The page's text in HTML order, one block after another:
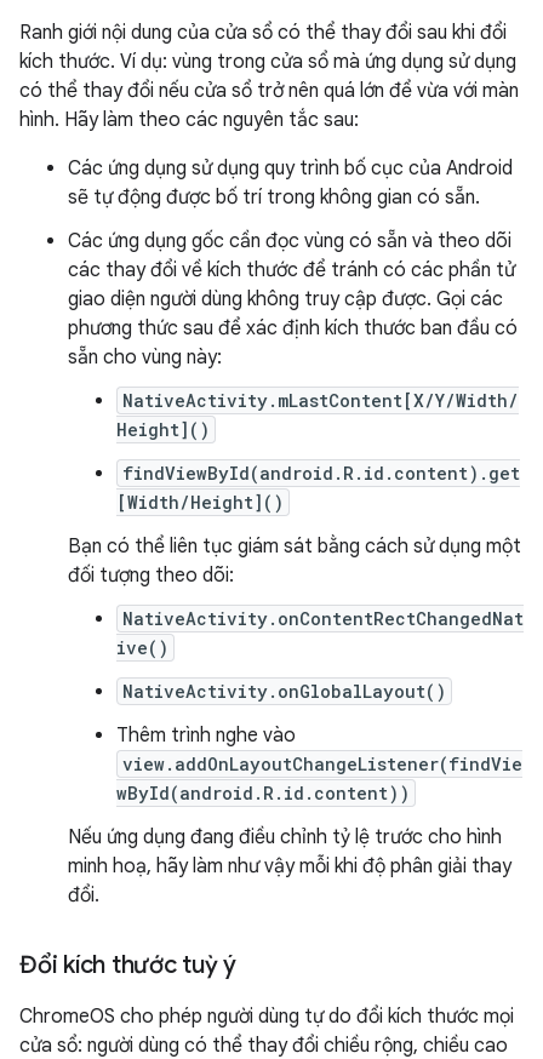
Ranh giới nội dung của cửa sổ có thể thay đổi sau khi đổi
kích thước. Ví dụ: vùng trong cửa sổ mà ứng dụng sử dụng
có thể thay đổi nếu cửa sổ trở nên quá lớn để vừa với màn
hình. Hãy làm theo các nguyên tắc sau:
Các ứng dụng sử dụng quy trình bố cục của Android
sẽ tự động được bố trí trong không gian có sẵn.
Các ứng dụng gốc cần đọc vùng có sẵn và theo dõi
các thay đổi về kích thước để tránh có các phần tử
giao diện người dùng không truy cập được. Gọi các
phương thức sau để xác định kích thước ban đầu có
sẵn cho vùng này:
NativeActivity.mLastContent[X/Y/Width/
Height]()
findViewById(android.R.id.content).get
[Width/Height]()
Bạn có thể liên tục giám sát bằng cách sử dụng một
đối tượng theo dõi:
NativeActivity.onContentRectChangedNat
ive()
NativeActivity.onGlobalLayout()
Thêm trình nghe vào
view.addOnLayoutChangeListener(findVie
wById(android.R.id.content))
Nếu ứng dụng đang điều chỉnh tỷ lệ trước cho hình
minh hoạ, hãy làm như vậy mỗi khi độ phân giải thay
đổi.
Đổi kích thước tuỳ ý
ChromeOS cho phép người dùng tự do đổi kích thước mọi
cửa sổ: người dùng có thể thay đổi chiều rộng, chiều cao